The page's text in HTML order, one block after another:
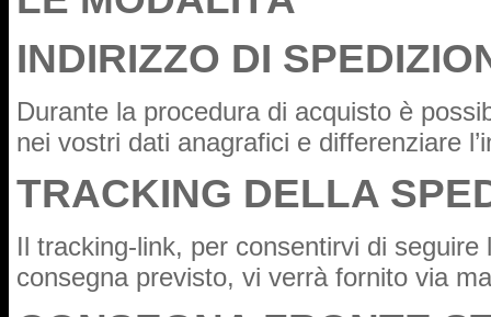
INDIRIZZO DI
Durante la procedura di acquisto è
nei vostri dati anagrafici e differenziare
TRACKING DELLA
Il tracking-link, per consentirvi di
consegna previsto, vi verrà fornito via